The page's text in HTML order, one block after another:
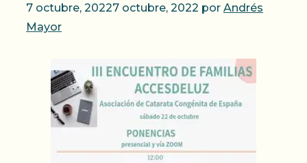
7 octubre, 20227 octubre, 2022 por Andrés
Mayor